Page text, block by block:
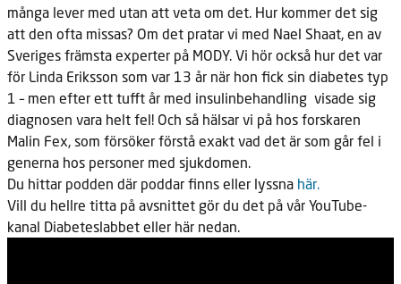
många lever med utan att veta om det. Hur kommer det sig
att den ofta missas? Om det pratar vi med Nael Shaat, en av
Sveriges främsta experter på MODY. Vi hör också hur det var
för Linda Eriksson som var 13 år när hon fick sin diabetes typ
1 – men efter ett tufft år med insulinbehandling visade sig
diagnosen vara helt fel! Och så hälsar vi på hos forskaren
Malin Fex, som försöker förstå exakt vad det är som går fel i
generna hos personer med sjukdomen.
Du hittar podden där poddar finns eller lyssna här.
Vill du hellre titta på avsnittet gör du det på vår YouTube-
kanal Diabeteslabbet eller här nedan.